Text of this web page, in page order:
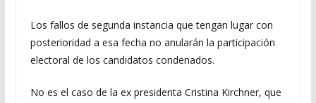
Los fallos de segunda instancia que tengan lugar con
posterioridad a esa fecha no anularán la participación
electoral de los candidatos condenados.
No es el caso de la ex presidenta Cristina Kirchner, que